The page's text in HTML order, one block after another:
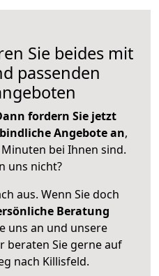
Sie beides mit
passenden
fordern Sie jetzt
Angebote an,
bei Ihnen sind.
uns nicht?
aus. Wenn Sie doch
Beratung
uns an und unsere
beraten Sie gerne auf
nach Killisfeld.